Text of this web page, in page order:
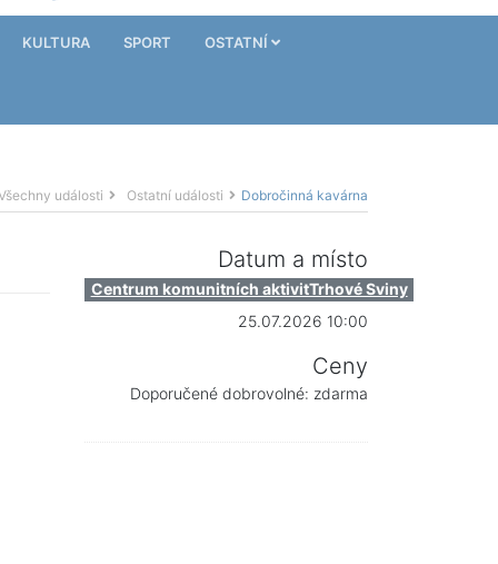
KULTURA SPORT OSTATNÍ
události Ostatní události Dobročinná kavárna
Datum a místo
Centrum komunitních aktivitTrhové Sviny
25.07.2026 10:00
Ceny
Doporučené dobrovolné: zdarma